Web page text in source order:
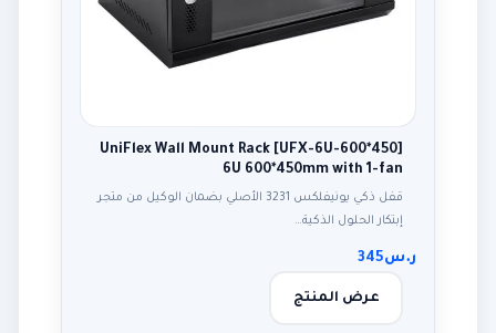
[UFX-6U-600*450] UniFlex Wall Mount Rack
6U 600*450mm with 1-fan
قفل ذكي يونيفلكس 3231 الأصلي بضمان الوكيل من متجر
إبتكار الحلول الذكية…
ر.س345
عرض المنتج